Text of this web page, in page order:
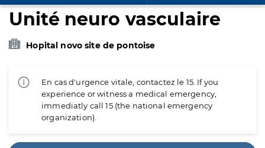
Unité neuro vasculaire
Hopital novo site de pontoise
En cas d'urgence vitale, contactez le 15. If you
experience or witness a medical emergency,
immediatly call 15 (the national emergency
organization).